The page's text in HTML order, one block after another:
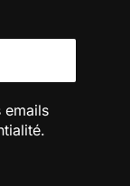
emails